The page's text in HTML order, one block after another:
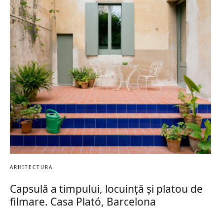
ARHITECTURA
Capsulă a timpului, locuință și platou de
filmare. Casa Plató, Barcelona